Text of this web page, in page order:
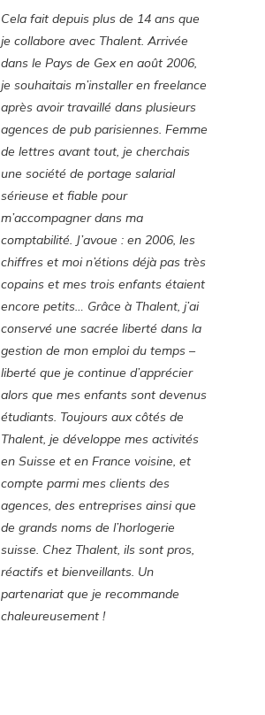
Cela fait depuis plus de 14 ans que
je collabore avec Thalent. Arrivée
dans le Pays de Gex en août 2006,
je souhaitais m’installer en freelance
après avoir travaillé dans plusieurs
agences de pub parisiennes. Femme
de lettres avant tout, je cherchais
une société de portage salarial
sérieuse et fiable pour
m’accompagner dans ma
comptabilité. J’avoue : en 2006, les
chiffres et moi n’étions déjà pas très
copains et mes trois enfants étaient
encore petits… Grâce à Thalent, j’ai
conservé une sacrée liberté dans la
gestion de mon emploi du temps –
liberté que je continue d’apprécier
alors que mes enfants sont devenus
étudiants. Toujours aux côtés de
Thalent, je développe mes activités
en Suisse et en France voisine, et
compte parmi mes clients des
agences, des entreprises ainsi que
de grands noms de l’horlogerie
suisse. Chez Thalent, ils sont pros,
réactifs et bienveillants. Un
partenariat que je recommande
chaleureusement !